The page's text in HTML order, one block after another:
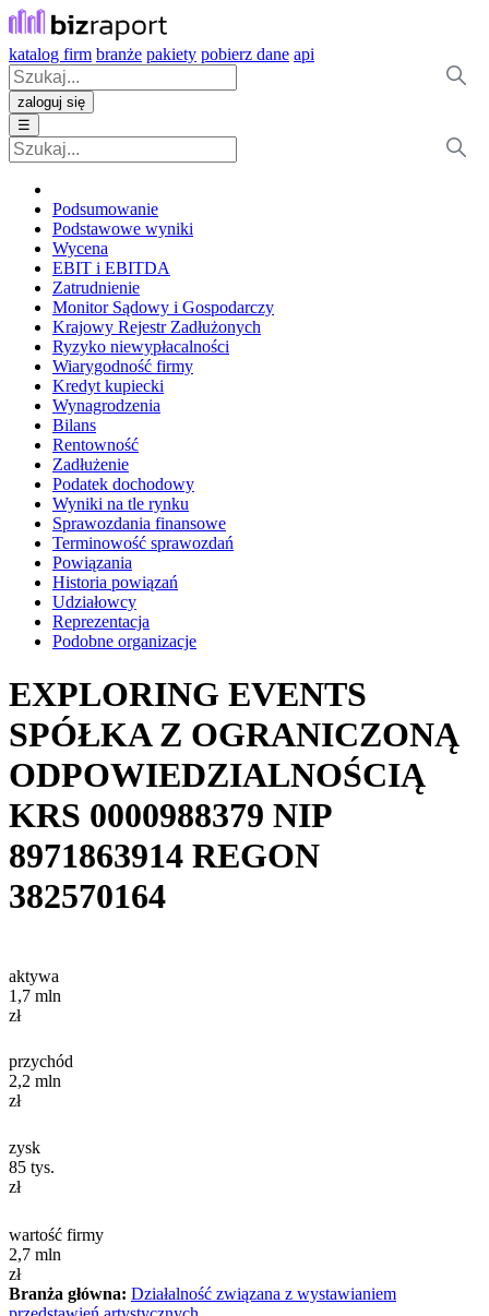
katalog firm branże pakiety pobierz dane api
zaloguj się
☰
Podsumowanie
Podstawowe wyniki
Wycena
EBIT i EBITDA
Zatrudnienie
Monitor Sądowy i Gospodarczy
Krajowy Rejestr Zadłużonych
Ryzyko niewypłacalności
Wiarygodność firmy
Kredyt kupiecki
Wynagrodzenia
Bilans
Rentowność
Zadłużenie
Podatek dochodowy
Wyniki na tle rynku
Sprawozdania finansowe
Terminowość sprawozdań
Powiązania
Historia powiązań
Udziałowcy
Reprezentacja
Podobne organizacje
EXPLORING EVENTS
SPÓŁKA Z OGRANICZONĄ
ODPOWIEDZIALNOŚCIĄ
KRS 0000988379 NIP
8971863914 REGON
382570164
aktywa
1,7 mln
zł
przychód
2,2 mln
zł
zysk
85 tys.
zł
wartość firmy
2,7 mln
zł
Branża główna: Działalność związana z wystawianiem